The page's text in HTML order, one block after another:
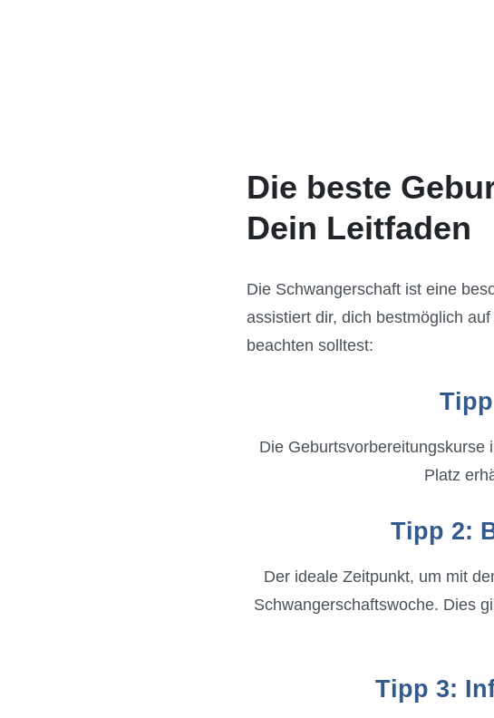
Die beste
Dein Leitfaden
Die Schwangerschaft ist eine
assistiert dir, dich bestmöglich
beachten solltest:
Die Geburtsvorbereitungskurse
Platz
Tipp 2:
Der ideale Zeitpunkt, um mit
Schwangerschaftswoche. Dies
Tipp 3: